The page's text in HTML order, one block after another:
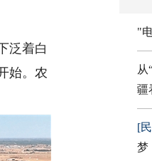
泛着白
始。农
"
疆
[
梦